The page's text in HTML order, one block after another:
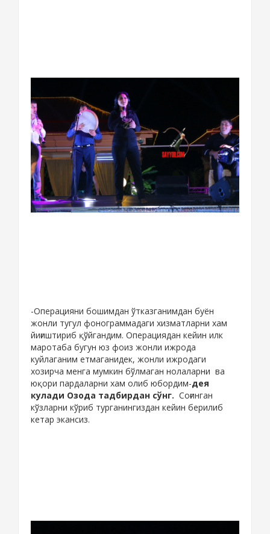
-Операцияни бошимдан ўтказганимдан буён
жонли тугул фонограммадаги хизматларни хам
йиғиштириб қўйгандим. Операциядан кейин илк
маротаба бугун юз фоиз жонли ижрода
куйлаганим етмаганидек, жонли ижродаги
хозирча менга мумкин бўлмаган нолаларни ва
юқори пардаларни хам олиб юбордим-дея
кулади Озода тадбирдан сўнг. Соғинган
кўзларни кўриб турганингиздан кейин берилиб
кетар экансиз.